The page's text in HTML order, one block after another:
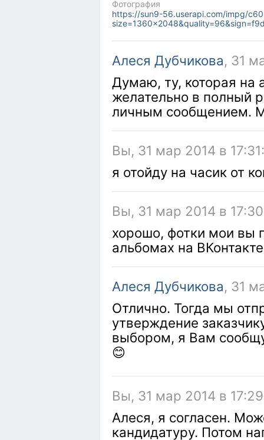
Фотография
https://sun9-56.userapi.com/impg/
Алеся Дубчикова, 31
Думаю, ту, которая на
желательно в полный
личным сообщением.
Вы, 31 мар 2014 в
я отойду на часик от
Вы, 31 мар 2014 в
хорошо, фотки мои вы
альбомах на
Алеся Дубчикова, 31
Отлично. Тогда мы
утверждение
выбором, я Вам
😊
Вы, 31 мар 2014 в
Алеся, я согласен.
кандидатуру. Потом